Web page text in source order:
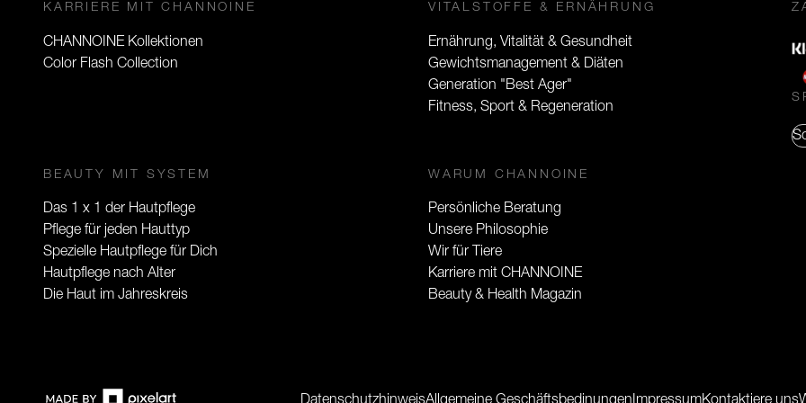
KARRIERE MIT CHANNOINE
CHANNOINE Kollektionen
Color Flash Collection
VITALSTOFFE & ERNÄHRUNG
Ernährung, Vitalität & Gesundheit
Gewichtsmanagement & Diäten
Generation "Best Ager"
Fitness, Sport & Regeneration
BEAUTY MIT SYSTEM
Das 1 x 1 der Hautpflege
Pflege für jeden Hauttyp
Spezielle Hautpflege für Dich
Hautpflege nach Alter
Die Haut im Jahreskreis
WARUM CHANNOINE
Persönliche Beratung
Unsere Philosophie
Wir für Tiere
Karriere mit CHANNOINE
Beauty & Health Magazin